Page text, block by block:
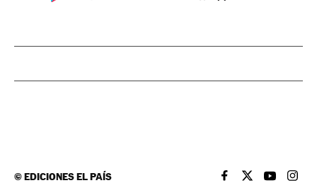
©EDICIONES EL PAÍS EL PAÍS BRASIL EN
EL PAÍSEL PAÍS
EL